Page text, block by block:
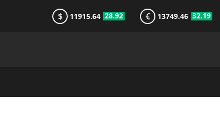
$ 11915.64 28.92 € 13749.46 32.19